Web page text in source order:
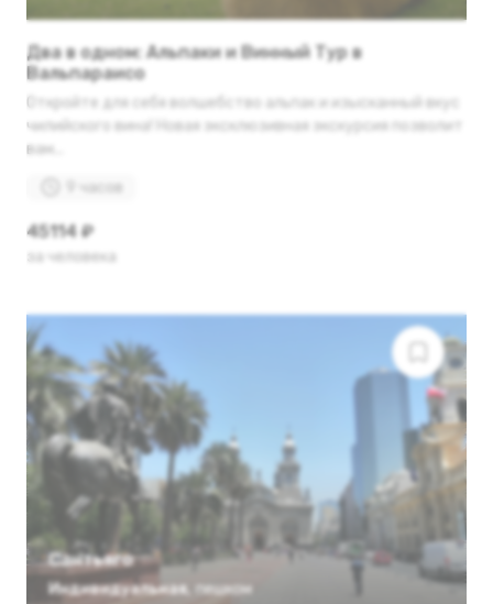
Два в одном: Альпаки и Винный Тур в
Вальпараисо
Откройте для себя волшебство альпак и изысканный вкус
чилийского вина! Новая эксклюзивная экскурсия позволит
вам...
9 часов
45114 ₽
за человека
Сантьяго
Индивидуальная пешком